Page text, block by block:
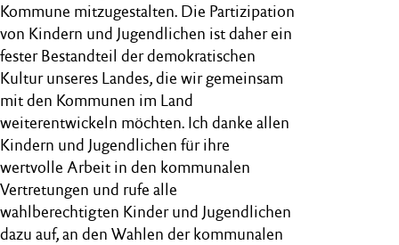
Kommune mitzugestalten. Die Partizipation
von Kindern und Jugendlichen ist daher ein
fester Bestandteil der demokratischen
Kultur unseres Landes, die wir gemeinsam
mit den Kommunen im Land
weiterentwickeln möchten. Ich danke allen
Kindern und Jugendlichen für ihre
wertvolle Arbeit in den kommunalen
Vertretungen und rufe alle
wahlberechtigten Kinder und Jugendlichen
dazu auf, an den Wahlen der kommunalen